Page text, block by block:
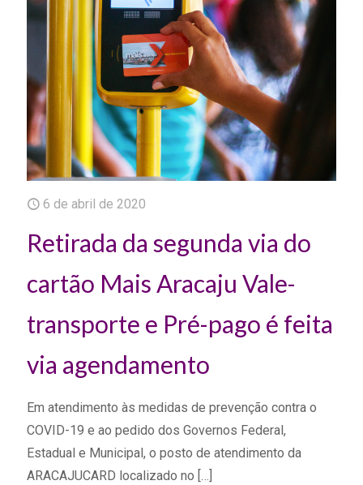
6 de abril de 2020
Retirada da segunda via do
cartão Mais Aracaju Vale-
transporte e Pré-pago é feita
via agendamento
Em atendimento às medidas de prevenção contra o
COVID-19 e ao pedido dos Governos Federal,
Estadual e Municipal, o posto de atendimento da
ARACAJUCARD localizado no […]